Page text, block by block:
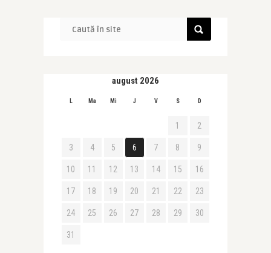
august 2026
L Ma Mi J V S D
1 2
3 4 5 6 7 8 9
10 11 12 13 14 15 16
17 18 19 20 21 22 23
24 25 26 27 28 29 30
31